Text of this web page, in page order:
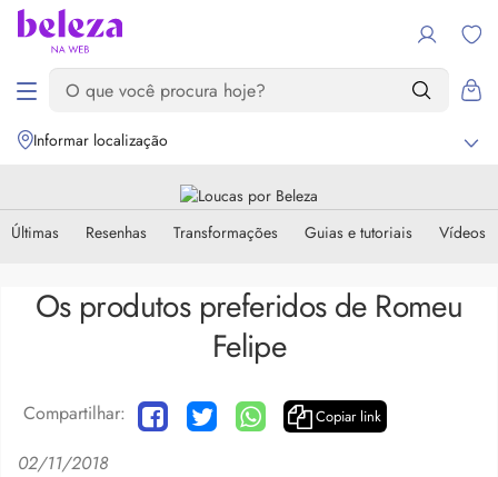
Informar localização
Últimas Resenhas Transformações Guias e tutoriais Vídeos
Os produtos preferidos de Romeu
Felipe
Compartilhar: Copiar link
02/11/2018